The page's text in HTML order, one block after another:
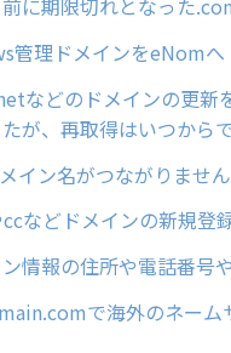
に期限切れとなった
管理ドメインをeNomへ
などのドメインの更新
が、再取得はいつから
イン名がつながりませ
などドメインの新規登
ン情報の住所や電話番号
で海外のネーム